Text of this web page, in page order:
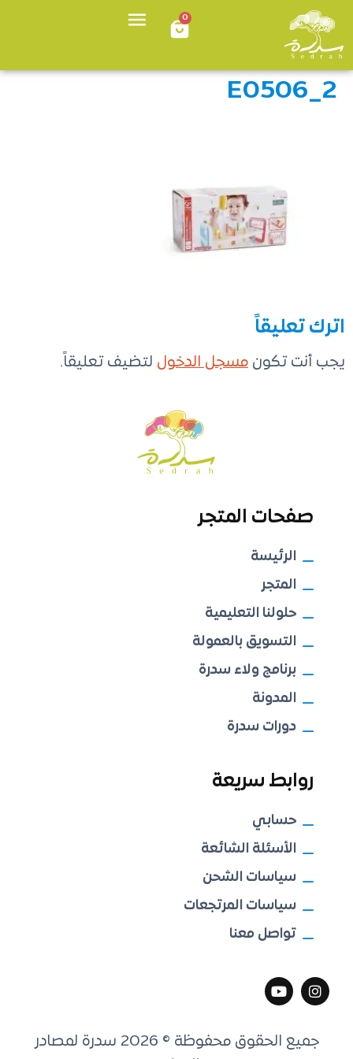
0
E0506_2
اترك تعليقاً
يجب أنت تكون مسجل الدخول لتضيف تعليقاً.
صفحات المتجر
الرئيسة
المتجر
حلولنا التعليمية
التسويق بالعمولة
برنامج ولاء سدرة
المدونة
دورات سدرة
روابط سريعة
حسابي
الأسئلة الشائعة
سياسات الشحن
سياسات المرتجعات
تواصل معنا
جميع الحقوق محفوظة © 2026 سدرة لمصادر